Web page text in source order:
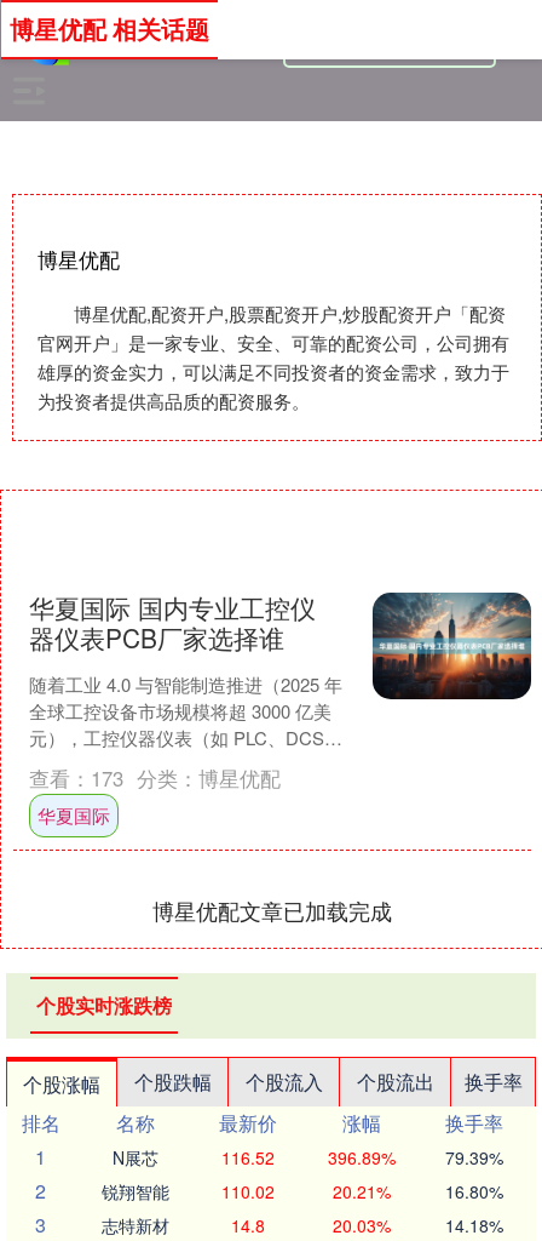
博星优配
博星优配,配资开户,股票配资开户,炒股配资开户「配资
官网开户」是一家专业、安全、可靠的配资公司，公司拥有
雄厚的资金实力，可以满足不同投资者的资金需求，致力于
为投资者提供高品质的配资服务。
博星优配 相关话题
华夏国际 国内专业工控仪
器仪表PCB厂家选择谁
随着工业 4.0 与智能制造推进（2025 年
全球工控设备市场规模将超 3000 亿美
元），工控仪器仪表（如 PLC、DCS、
传感器模块）对 PCB 的稳定性要....
查看： 173 分类： 博星优配
华夏国际
博星优配文章已加载完成
个股实时涨跌榜
个股涨幅 个股跌幅 个股流入 个股流出
换手率
排名
名称 最新价 涨幅
换手率
1
N展芯 116.52 396.89% 79.39%
2 锐翔智能 110.02 20.21% 16.80%
3 志特新材 14.8 20.03% 14.18%